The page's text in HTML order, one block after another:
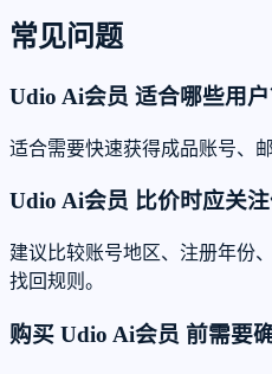
常见问题
Udio Ai会员 适合哪些用户
适合需要快速获得成品账号、
Udio Ai会员 比价时应关注
建议比较账号地区、注册年份
找回规则。
购买 Udio Ai会员 前需要